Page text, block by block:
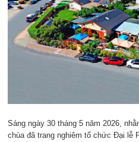
Sáng ngày 30 tháng 5 năm 2026,
chùa đã trang nghiêm tổ chức Đại lễ